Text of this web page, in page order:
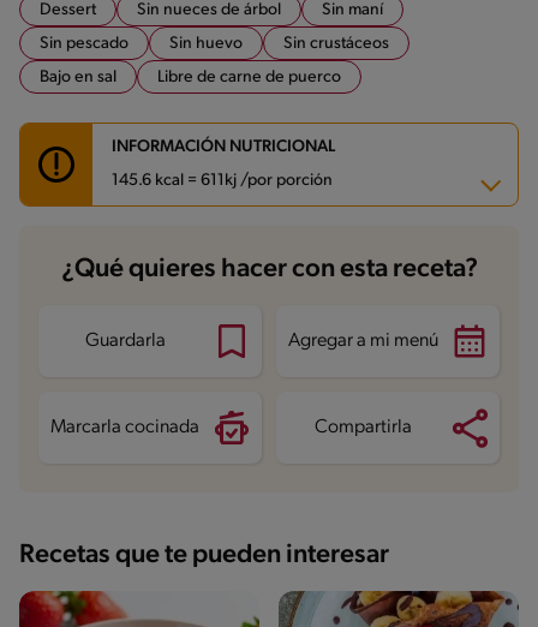
Dessert Sin nueces de árbol
Sin maní
Sin pescado
Sin huevo
Sin crustáceos
Bajo en sal
Libre de carne de puerco
INFORMACIÓN NUTRICIONAL
145.6 kcal = 611kj /por porción
Carbohidratos 31.5 g
Energía 145.6 kcal
Proteína
Grasas saturadas 0.2 g
¿Qué quieres hacer con esta receta?
Guardarla Agregar a mi menú
Marcarla cocinada Compartirla
Recetas que te pueden interesar